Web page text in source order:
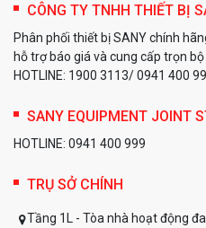
CÔNG TY TNHH THIẾT BỊ
Phân phối thiết bị SANY chính
hỗ trợ báo giá và cung cấp trọn
HOTLINE: 1900 3113/ 0941 400
SANY EQUIPMENT JOINT
HOTLINE: 0941 400 999
TRỤ SỞ CHÍNH
Tầng 1L - Tòa nhà hoạt động